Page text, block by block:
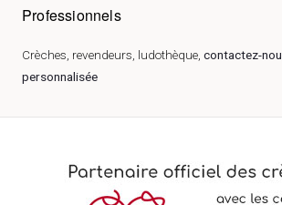
Professionnels
Crèches, revendeurs, ludothèque, contactez-
personnalisée